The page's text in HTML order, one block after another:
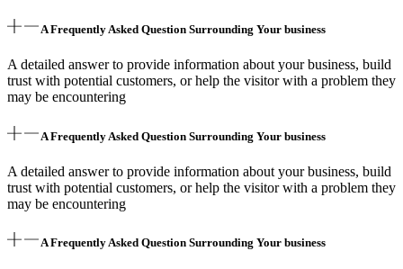
A Frequently Asked Question Surrounding Your business
A detailed answer to provide information about your business, build
trust with potential customers, or help the visitor with a problem they
may be encountering
A Frequently Asked Question Surrounding Your business
A detailed answer to provide information about your business, build
trust with potential customers, or help the visitor with a problem they
may be encountering
A Frequently Asked Question Surrounding Your business